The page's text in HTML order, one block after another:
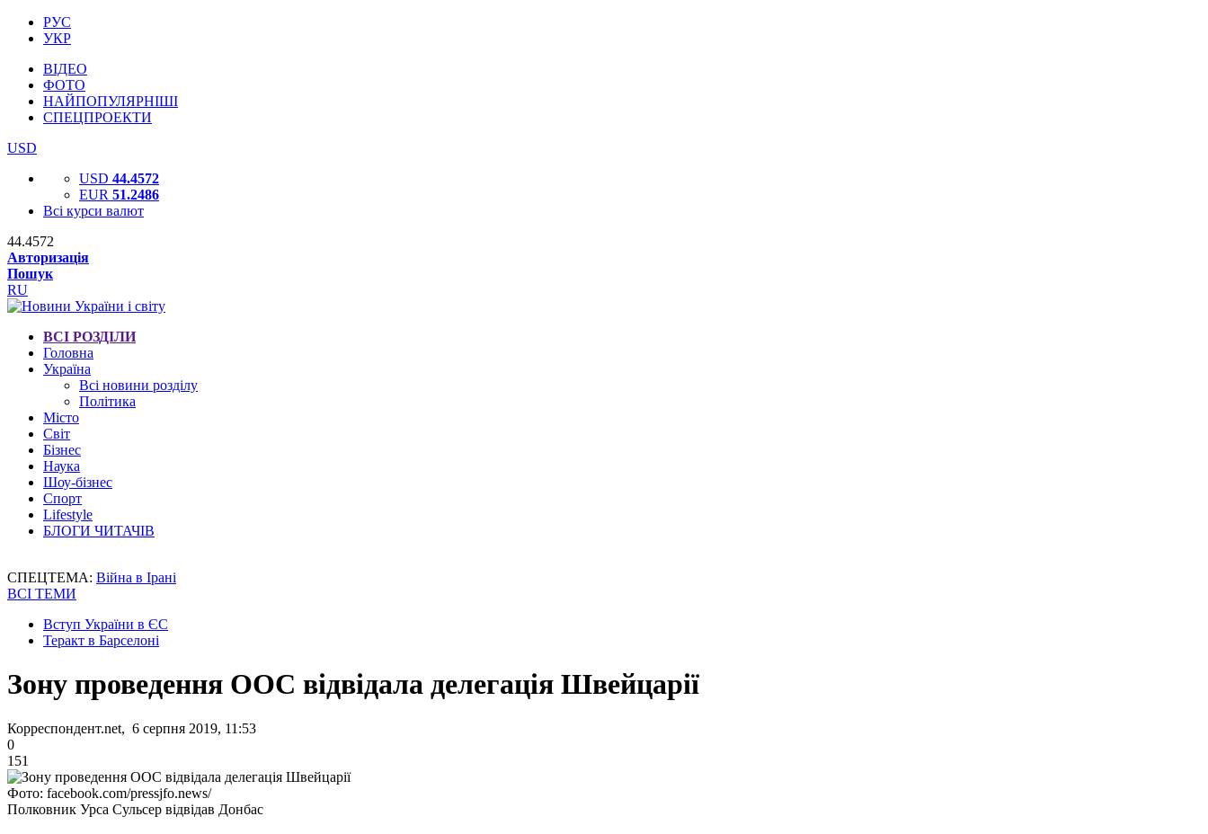
РУС
УКР
ВІДЕО
ФОТО
НАЙПОПУЛЯРНІШІ
СПЕЦПРОЕКТИ
USD
USD 44.4572
EUR 51.2486
Всі курси валют
44.4572
Авторизація
Пошук
RU
ВСІ РОЗДІЛИ
Головна
Україна
Всі новини розділу
Політика
Місто
Світ
Бізнес
Наука
Шоу-бізнес
Спорт
Lifestyle
БЛОГИ ЧИТАЧІВ
СПЕЦТЕМА: Війна в Ірані
ВСІ ТЕМИ
Вступ України в ЄС
Теракт в Барселоні
Зону проведення ООС відвідала делегація Швейцарії
Корреспондент.net, 6 серпня 2019, 11:53
0
151
Фото: facebook.com/pressjfo.news/
Полковник Урса Сульсер відвідав Донбас